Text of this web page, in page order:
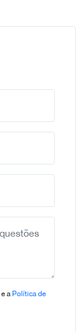
e a Política de